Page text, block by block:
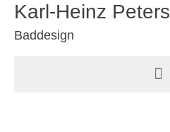
Karl-Heinz Peters
Baddesign